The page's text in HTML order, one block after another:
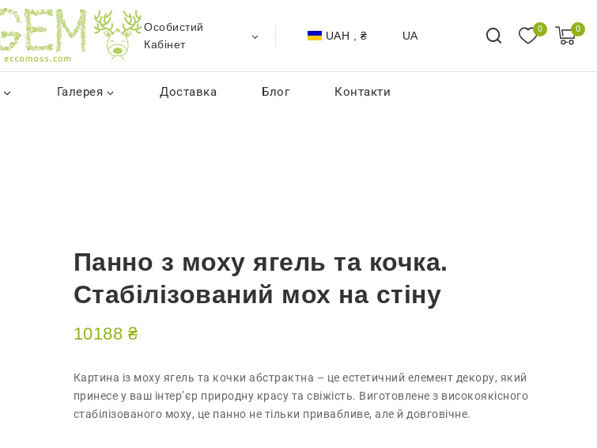
Особистий
Кабінет
UAH , ₴ UA 0 0
Галерея Доставка Блог Контакти
Панно з моху ягель та кочка.
Стабілізований мох на стіну
10188 ₴
Картина із моху ягель та кочки абстрактна – це естетичний елемент декору, який
принесе у ваш інтер’єр природну красу та свіжість. Виготовлене з високоякісного
стабілізованого моху, це панно не тільки привабливе, але й довговічне.